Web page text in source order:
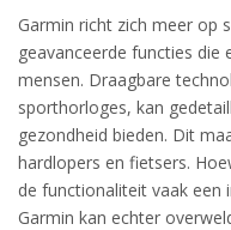
Garmin richt zich meer op
geavanceerde functies die
mensen. Draagbare
sporthorloges, kan
gezondheid bieden. Dit
hardlopers en fietsers.
de functionaliteit vaak een
Garmin kan echter